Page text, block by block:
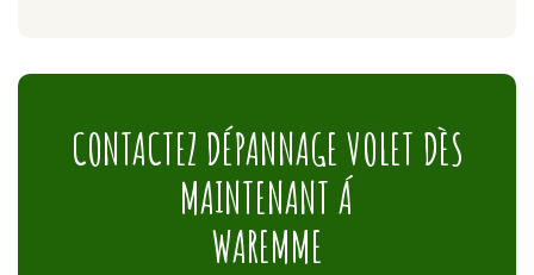
CONTACTEZ DÉPANNAGE VOLET DÈS
MAINTENANT Á
WAREMME